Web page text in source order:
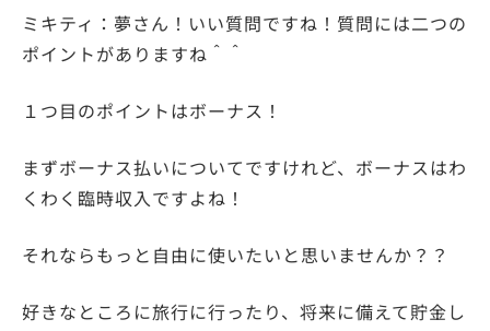
ミキティ：夢さん！いい質問ですね！質問には二つの
ポイントがありますね＾＾
１つ目のポイントはボーナス！
まずボーナス払いについてですけれど、ボーナスはわ
くわく臨時収入ですよね！
それならもっと自由に使いたいと思いませんか？？
好きなところに旅行に行ったり、将来に備えて貯金し